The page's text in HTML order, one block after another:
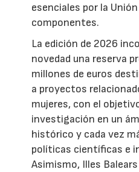
esenciales por la
componentes.
La edición de 2026
novedad una reserva
millones de euros
a proyectos
mujeres, con el
investigación en un
histórico y cada vez
políticas científicas e
Asimismo, Illes